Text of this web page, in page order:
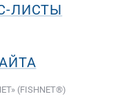
ЛИСТЫ
(FISHNET®)